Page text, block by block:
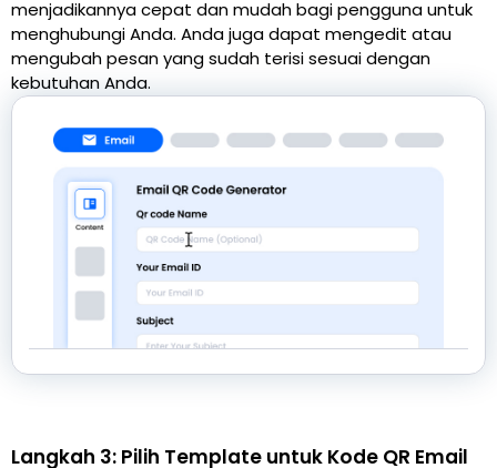
menjadikannya cepat dan mudah bagi pengguna untuk
menghubungi Anda. Anda juga dapat mengedit atau
mengubah pesan yang sudah terisi sesuai dengan
kebutuhan Anda.
Langkah 3: Pilih Template untuk Kode QR Email